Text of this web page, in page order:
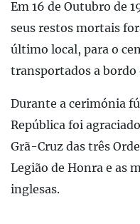
Em 16 de Outubro de
seus restos mortais
último local, para o
transportados a
Durante a cerimónia
República foi
Grã-Cruz das três
Legião de Honra e as
inglesas.